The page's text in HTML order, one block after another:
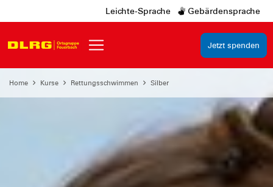
Leichte-Sprache Gebärdensprache
Jetzt spenden
Home Kurse Rettungsschwimmen Silber